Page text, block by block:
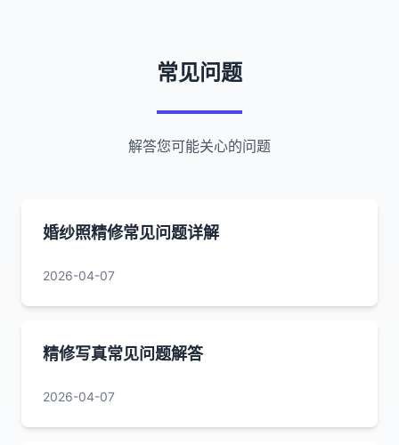
常见问题
解答您可能关心的问题
婚纱照精修常见问题详解
2026-04-07
精修写真常见问题解答
2026-04-07